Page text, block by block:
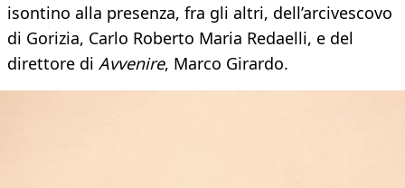
isontino alla presenza, fra gli altri, dell’arcivescovo
di Gorizia, Carlo Roberto Maria Redaelli, e del
direttore di Avvenire, Marco Girardo.